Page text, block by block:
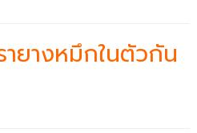
ยางหมึกในตัวกัน